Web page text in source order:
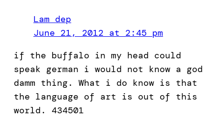
Lam dep
June 21, 2012 at 2:45 pm
if the buffalo in my head could
speak german i would not know a god
damm thing. What i do know is that
the language of art is out of this
world. 434501